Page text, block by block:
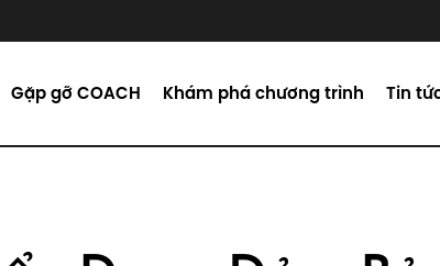
Gặp gỡ COACH Khám phá chương trình Tin